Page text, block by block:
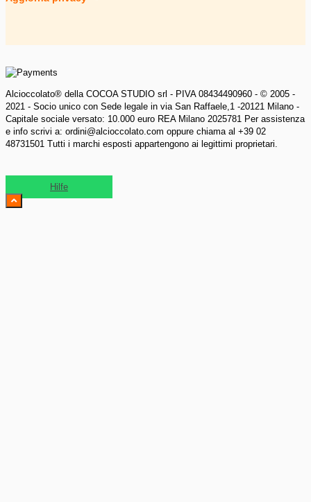
Alcioccolato® della COCOA STUDIO srl - PIVA 08434490960 - © 2005 -
2021 - Socio unico con Sede legale in via San Raffaele,1 -20121 Milano -
Capitale sociale versato: 10.000 euro REA Milano 2025781 Per assistenza
e info scrivi a: ordini@alcioccolato.com oppure chiama al +39 02
48731501 Tutti i marchi esposti appartengono ai legittimi proprietari.
Hilfe